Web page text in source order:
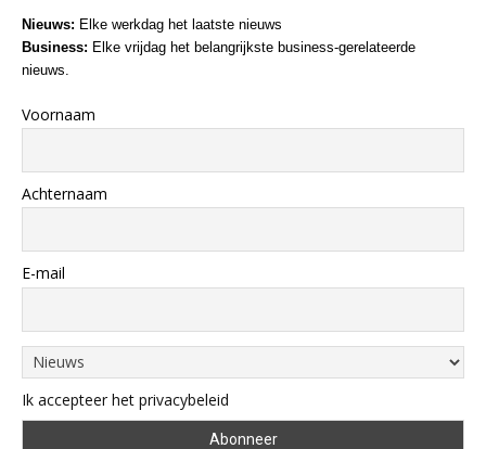
Nieuws: Elke werkdag het laatste nieuws
Business: Elke vrijdag het belangrijkste business-gerelateerde
nieuws.
Voornaam
Achternaam
E-mail
Ik accepteer het privacybeleid